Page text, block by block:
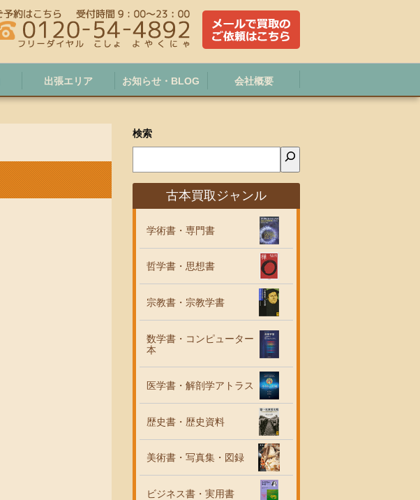
出張エリア お知らせ・BLOG 会社概要
検索
古本買取ジャンル
学術書・専門書
哲学書・思想書
宗教書・宗教学書
数学書・コンピューター
本
医学書・解剖学アトラス
歴史書・歴史資料
美術書・写真集・図録
ビジネス書・実用書